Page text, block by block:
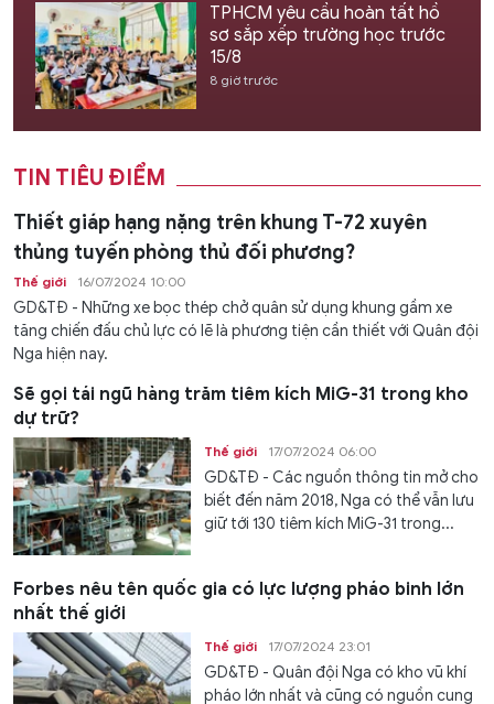
TPHCM yêu cầu hoàn tất hồ
sơ sắp xếp trường học trước
15/8
8 giờ trước
TIN TIÊU ĐIỂM
Thiết giáp hạng nặng trên khung T-72 xuyên
thủng tuyến phòng thủ đối phương?
Thế giới 16/07/2024 10:00
GD&TĐ - Những xe bọc thép chở quân sử dụng khung gầm xe
tăng chiến đấu chủ lực có lẽ là phương tiện cần thiết với Quân đội
Nga hiện nay.
Sẽ gọi tái ngũ hàng trăm tiêm kích MiG-31 trong kho
dự trữ?
Thế giới 17/07/2024 06:00
GD&TĐ - Các nguồn thông tin mở cho
biết đến năm 2018, Nga có thể vẫn lưu
giữ tới 130 tiêm kích MiG-31 trong...
Forbes nêu tên quốc gia có lực lượng pháo binh lớn
nhất thế giới
Thế giới 17/07/2024 23:01
GD&TĐ - Quân đội Nga có kho vũ khí
pháo lớn nhất và cũng có nguồn cung